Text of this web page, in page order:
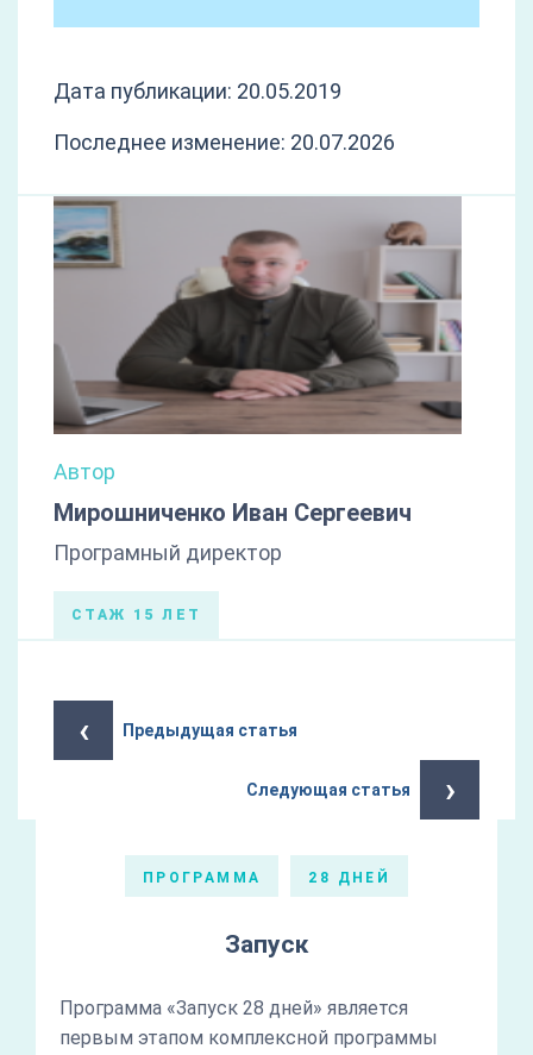
Дата публикации: 20.05.2019
Последнее изменение: 20.07.2026
Автор
Мирошниченко Иван Сергеевич
Програмный директор
СТАЖ 15 ЛЕТ
‹ Предыдущая статья
Следующая статья ›
ПРОГРАММА 28 ДНЕЙ
Запуск
Программа «Запуск 28 дней» является
первым этапом комплексной программы